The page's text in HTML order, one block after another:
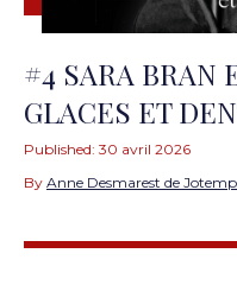
#4 SARA BRAN
GLACES ET
Published: 30 avril 2026
By Anne Desmarest de